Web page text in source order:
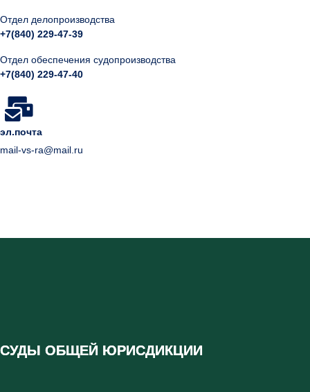
Отдел делопроизводства
+7(840) 229-47-39
Отдел обеспечения судопроизводства
+7(840) 229-47-40
эл.почта
mail-vs-ra@mail.ru
СУДЫ ОБЩЕЙ ЮРИСДИКЦИИ